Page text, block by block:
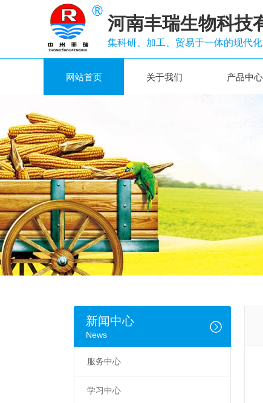
河南丰瑞生物科技
集科研、加工、贸易于一体的现代
网站首页 关于我们 产品中心
新闻中心
News
服务中心
学习中心